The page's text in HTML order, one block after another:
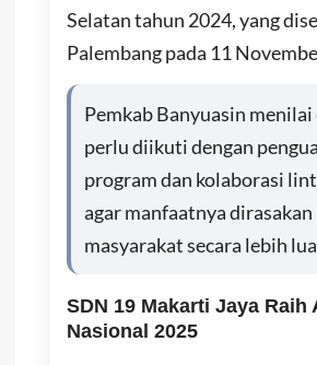
Selatan tahun 2024, yang
Palembang pada 11
Pemkab Banyuasin menilai
perlu diikuti dengan
program dan kolaborasi
agar manfaatnya dirasakan
masyarakat secara lebih
SDN 19 Makarti Jaya Raih
Nasional 2025